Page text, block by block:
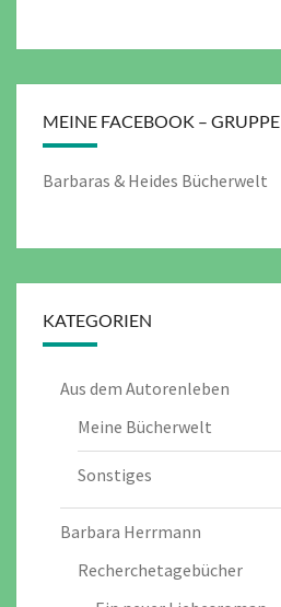
MEINE FACEBOOK – GRUPPE
Barbaras & Heides Bücherwelt
KATEGORIEN
Aus dem Autorenleben
Meine Bücherwelt
Sonstiges
Barbara Herrmann
Recherchetagebücher